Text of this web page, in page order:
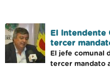
El Intendente
tercer
El jefe comunal
tercer mandato